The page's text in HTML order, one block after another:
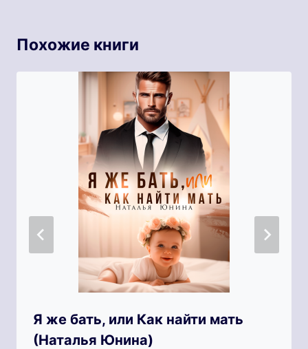
Похожие книги
Я же бать, или Как найти мать
(Наталья Юнина)